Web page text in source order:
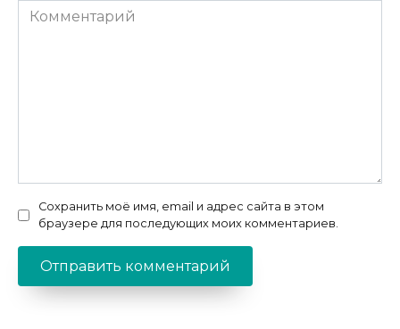
Комментарий
Сохранить моё имя, email и адрес сайта в этом
браузере для последующих моих комментариев.